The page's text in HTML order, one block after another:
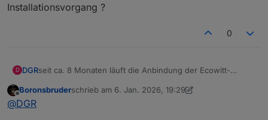
Installationsvorgang ?
0
D DGRseit ca. 8 Monaten läuft die Anbindung der Ecowitt-
meiner Sicht ohne Probleme.
Offline
Boronsbruderschrieb am 6. Jan. 2026, 19:29
zuletzt editiert von Boronsbruder
@DGR